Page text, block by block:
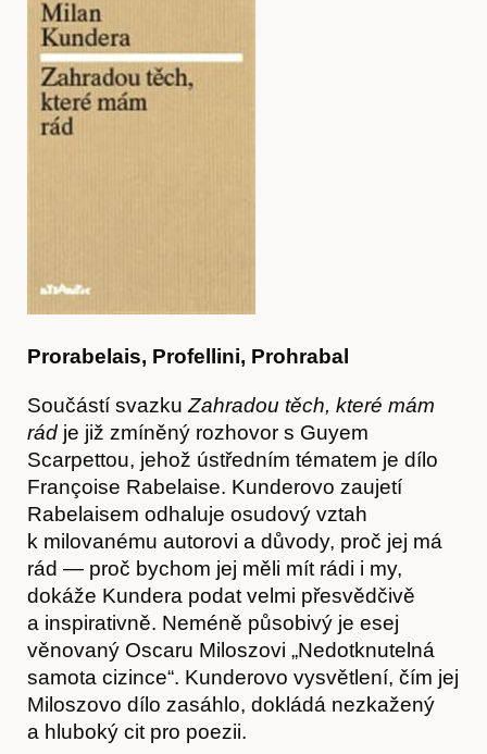
Prorabelais, Profellini, Prohrabal
Součástí svazku Zahradou těch, které mám
rád je již zmíněný rozhovor s Guyem
Scarpettou, jehož ústředním tématem je dílo
Françoise Rabelaise. Kunderovo zaujetí
Rabelaisem odhaluje osudový vztah
k milovanému autorovi a důvody, proč jej má
rád — proč bychom jej měli mít rádi i my,
dokáže Kundera podat velmi přesvědčivě
a inspirativně. Neméně působivý je esej
věnovaný Oscaru Miloszovi „Nedotknutelná
samota cizince“. Kunderovo vysvětlení, čím jej
Miloszovo dílo zasáhlo, dokládá nezkažený
a hluboký cit pro poezii.